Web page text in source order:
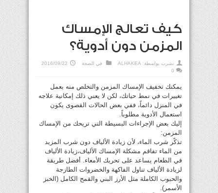
كيف تعالج الإمساك
المزمن دون أدوية؟
نشرت بواسطة: ALHAKEA في الصحة
2016/09/22
0
يمكنك تخفيف الإمساك المزمن والتخلص منه بعمل
تغييرات في نمط حياتك، لكن لا يعني ذلك إمكانية علاجه
في المنزل دائماً، ففي بعض الحالات القصوى يكون
استعمال الأدوية مطلوباً.
إليك بعض الإجراءات البسيطة التي تريحك من الإمساك
المزمن:
تذكّر شرب الماء، لأن زيادة الألياف دون شرب المزيد
من الماء تفاقم مشكلة الإمساك الألياف،زيادة الألياف
في الطعام يساعد على تحريك الأمعاء. أفضل طريقة
لزيادة الألياف تناول الفاكهة والخضروات الطازجة
والحبوب الكاملة مثل الأرز البني والقمح الكامل (الخبز
الأسمر).